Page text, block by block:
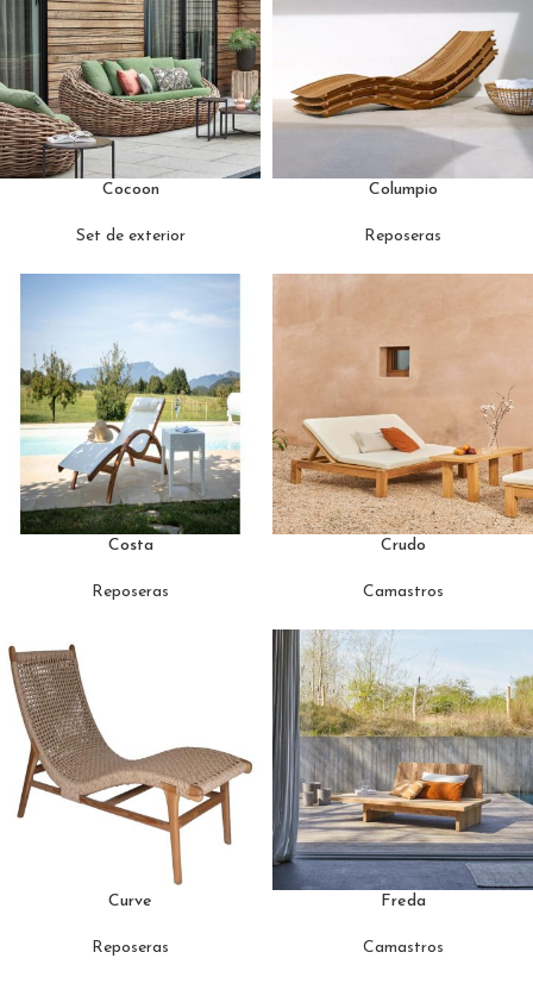
Cocoon
Set de exterior
Columpio
Reposeras
Costa
Reposeras
Crudo
Camastros
Curve
Reposeras
Freda
Camastros